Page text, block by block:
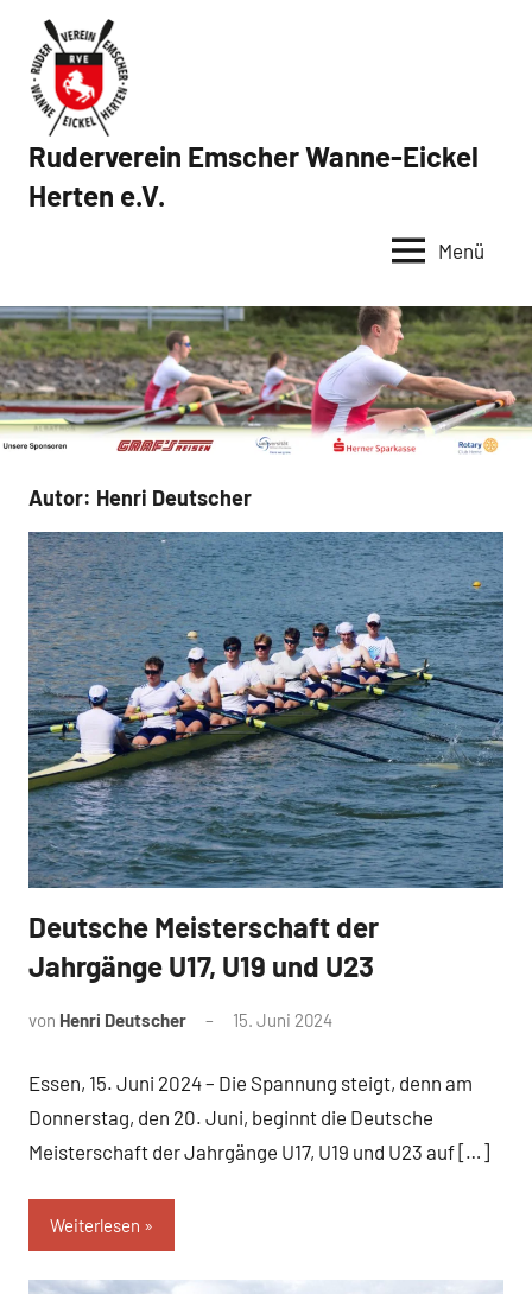
Inhalt
springen
Ruderverein Emscher Wanne-Eickel
Herten e.V.
Menü
Autor: Henri Deutscher
News
Deutsche Meisterschaft der
Jahrgänge U17, U19 und U23
von Henri Deutscher 15. Juni 2024
Essen, 15. Juni 2024 – Die Spannung steigt, denn am
Donnerstag, den 20. Juni, beginnt die Deutsche
Meisterschaft der Jahrgänge U17, U19 und U23 auf […]
Weiterlesen